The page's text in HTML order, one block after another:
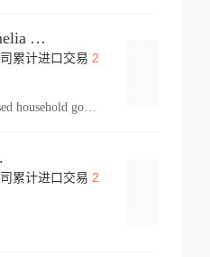
Russell James Cornelia Arlington Va
累计进口交易 2
personal effect,used household goods
累计进口交易 2